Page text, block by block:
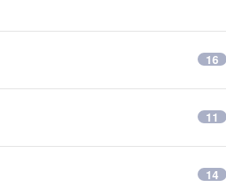
16
11
14